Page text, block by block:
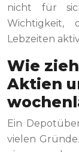
nicht für
Wichtigkeit,
Lebzeiten
Wie
Aktien
Ein
vielen